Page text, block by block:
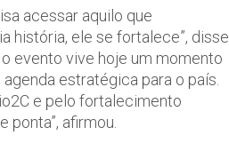
acessar aquilo que
história, ele se fortalece”, disse.
evento vive hoje um momento
estratégica para o país.
e pelo fortalecimento
afirmou.